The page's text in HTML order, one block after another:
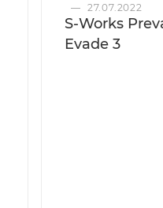
— 27.07.2022
S-Works
Evade 3